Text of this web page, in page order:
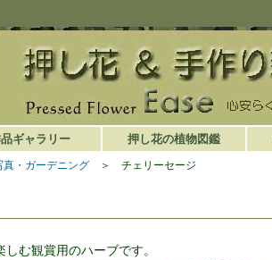
真・ガーデニング ＞ チェリーセージ
む観賞用のハーブです。
ギャラリー 押し花の植物図鑑